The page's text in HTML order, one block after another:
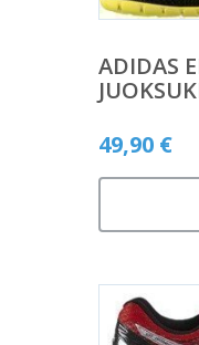
ADIDAS
49,90 €